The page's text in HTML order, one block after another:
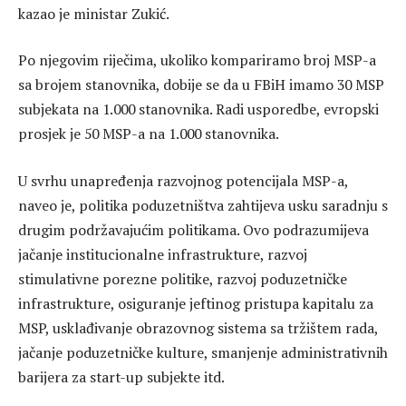
kazao je ministar Zukić.
Po njegovim riječima, ukoliko kompariramo broj MSP-a
sa brojem stanovnika, dobije se da u FBiH imamo 30 MSP
subjekata na 1.000 stanovnika. Radi usporedbe, evropski
prosjek je 50 MSP-a na 1.000 stanovnika.
U svrhu unapređenja razvojnog potencijala MSP-a,
naveo je, politika poduzetništva zahtijeva usku saradnju s
drugim podržavajućim politikama. Ovo podrazumijeva
jačanje institucionalne infrastrukture, razvoj
stimulativne porezne politike, razvoj poduzetničke
infrastrukture, osiguranje jeftinog pristupa kapitalu za
MSP, usklađivanje obrazovnog sistema sa tržištem rada,
jačanje poduzetničke kulture, smanjenje administrativnih
barijera za start-up subjekte itd.